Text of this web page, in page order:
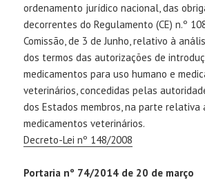
ordenamento jurídico nacional, das
decorrentes do Regulamento (CE) n.º
Comissão, de 3 de Junho, relativo à
dos termos das autorizações de
medicamentos para uso humano e
veterinários, concedidas pelas
dos Estados membros, na parte relativa
medicamentos veterinários.
Decreto-Lei nº 148/2008
Portaria nº 74/2014 de